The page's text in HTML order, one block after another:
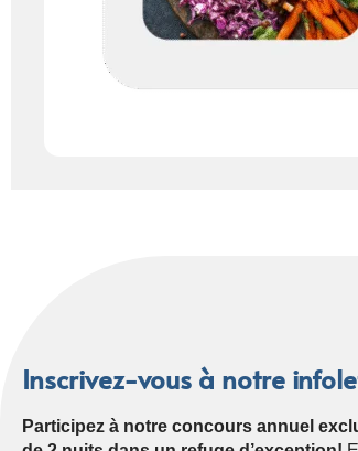
Inscrivez-vous à notre
Participez à notre concours annuel